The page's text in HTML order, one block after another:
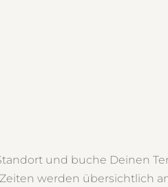
und buche Deinen
werden übersichtlich